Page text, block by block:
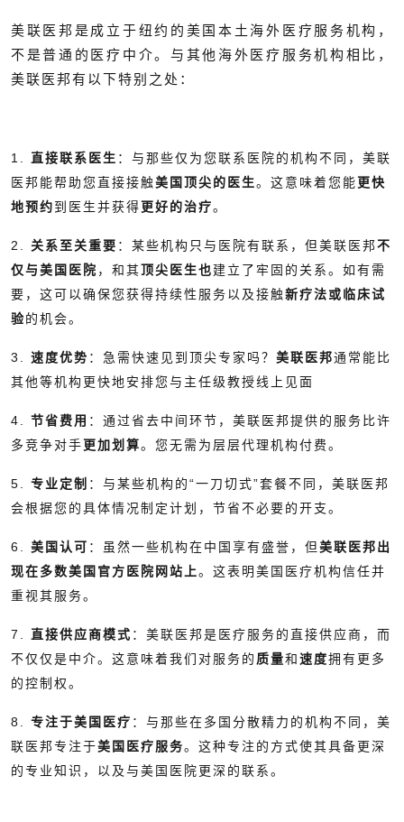
美联医邦是成立于纽约的美国本土海外医疗服务机构，
不是普通的医疗中介。与其他海外医疗服务机构相比，
美联医邦有以下特别之处：
1. 直接联系医生 ：与那些仅为您联系医院的机构不同，美联
医邦能帮助您直接接触美国顶尖的医生。这意味着您能更快
地预约到医生并获得更好的治疗。
2. 关系至关重要 ：某些机构只与医院有联系，但美联医邦不
仅与美国医院 ，和其顶尖医生也建立了牢固的关系。如有需
要，这可以确保您获得持续性服务以及接触新疗法或临床试
验的机会。
3. 速度优势 ：急需快速见到顶尖专家吗？ 美联医邦通常能比
其他等机构更快地安排您与主任级教授线上见面
4. 节省费用 ：通过省去中间环节，美联医邦提供的服务比许
多竞争对手更加划算。您无需为层层代理机构付费。
5. 专业定制 ：与某些机构的“一刀切式”套餐不同，美联医邦
会根据您的具体情况制定计划，节省不必要的开支。
6. 美国认可 ：虽然一些机构在中国享有盛誉，但美联医邦出
现在多数美国官方医院网站上。这表明美国医疗机构信任并
重视其服务。
7. 直接供应商模式 ：美联医邦是医疗服务的直接供应商，而
不仅仅是中介。这意味着我们对服务的 质量和速度拥有更多
的控制权。
8. 专注于美国医疗 ：与那些在多国分散精力的机构不同，美
联医邦专注于美国医疗服务。这种专注的方式使其具备更深
的专业知识，以及与美国医院更深的联系。